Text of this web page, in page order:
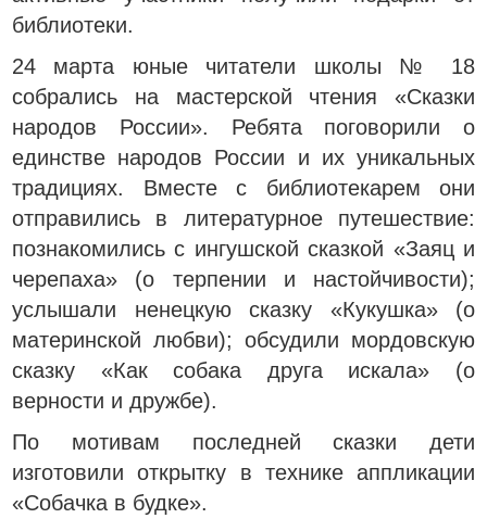
библиотеки.
24 марта юные читатели школы № 18
собрались на мастерской чтения «Сказки
народов России». Ребята поговорили о
единстве народов России и их уникальных
традициях. Вместе с библиотекарем они
отправились в литературное путешествие:
познакомились с ингушской сказкой «Заяц и
черепаха» (о терпении и настойчивости);
услышали ненецкую сказку «Кукушка» (о
материнской любви); обсудили мордовскую
сказку «Как собака друга искала» (о
верности и дружбе).
По мотивам последней сказки дети
изготовили открытку в технике аппликации
«Собачка в будке».